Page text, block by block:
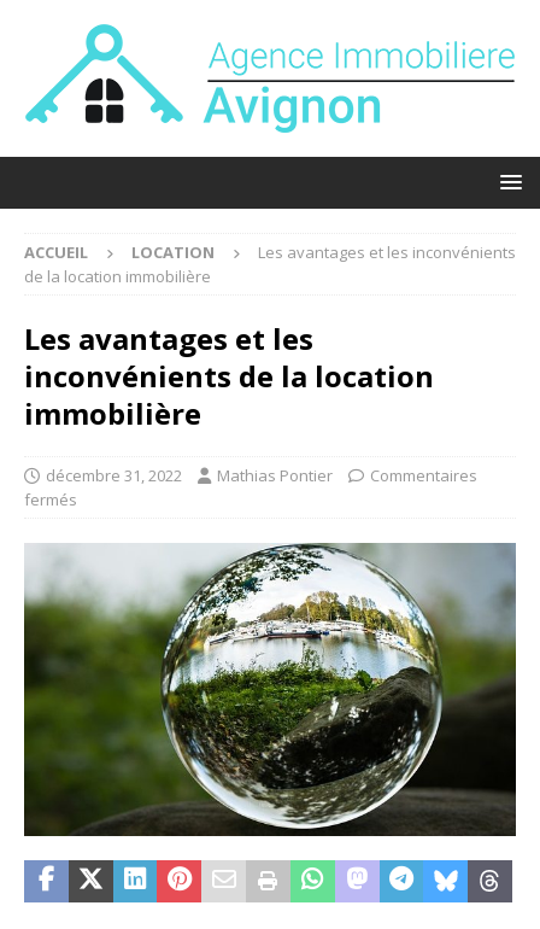
ACCUEIL LOCATION
Les avantages et les inconvénients
de la location immobilière
Les avantages et les
inconvénients de la location
immobilière
décembre 31, 2022 Mathias Pontier
Commentaires
fermés